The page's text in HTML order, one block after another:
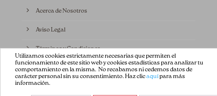
Acerca de Nosotros
Aviso Legal
Términos y Condiciones
Política de privacidad
Política de Cookies
Utilizamos cookies estrictamente necesarias que permiten el
funcionamiento de este sitio web y cookies estadísticas para analizar tu
comportamiento en la misma. No recabamos ni cedemos datos de
carácter personal sin su consentimiento. Haz clicaquípara más
información.